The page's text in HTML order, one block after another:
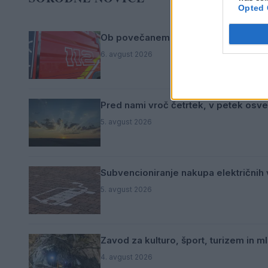
Opted
Ob povečanem številu podtaknjenih
6. avgust 2026
Pred nami vroč četrtek, v petek
5. avgust 2026
Subvencioniranje nakupa
5. avgust 2026
Zavod za kulturo, šport, turizem in
4. avgust 2026